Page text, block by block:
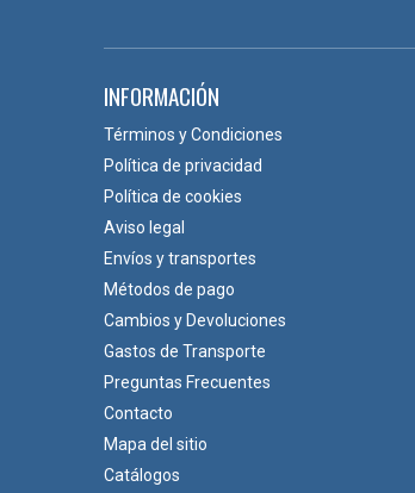
INFORMACIÓN
Términos y Condiciones
Política de privacidad
Política de cookies
Aviso legal
Envíos y transportes
Métodos de pago
Cambios y Devoluciones
Gastos de Transporte
Preguntas Frecuentes
Contacto
Mapa del sitio
Catálogos